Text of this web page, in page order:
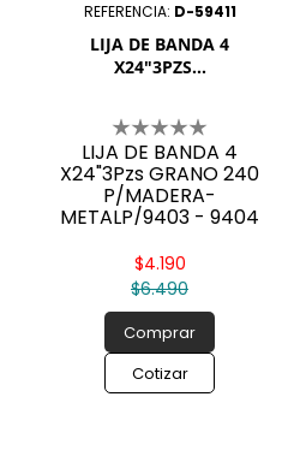
REFERENCIA: D-59411
LIJA DE BANDA 4
X24"3PZS...
LIJA DE BANDA 4
X24"3Pzs GRANO 240
P/MADERA-
METALP/9403 - 9404
$6.490
$4.190
Comprar
Cotizar